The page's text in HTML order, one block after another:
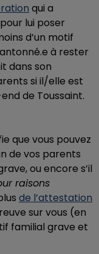
qui a
lui poser
d’un motif
à rester
dans son
si il/elle est
de Toussaint.
que vous pouvez
de vos parents
ou encore s’il
raisons
de l’attestation
sur vous (en
familial grave et